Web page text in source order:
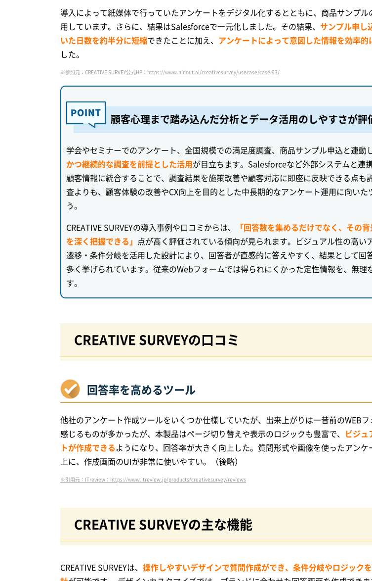
導入によって紙媒体で行っていたアンケートをデジタル化するとともに、商品サンプ
用しています。さらに、結果はSalesforceで一元化しました。その結果、 サンプル申し
いた日数を約半分に短縮できたことに加え、 アンケートによって意図した情報を効率的
した。
※参照元：CREATIVE SURVEY公式HP：https://www.ninout.ai/creativesurvey/usecase/case-93/
顧客心理まで踏み込んだ分析とデータ活用のしやすさが評
学会やセミナーでのアンケート、全国規模での満足度調査、商品サンプル申込と連動
かつ継続的な調査を前提とした活用が目立ちます。Salesforceなど外部システムと連
顧客情報に統合することで、調査結果を施策改善や顧客対応に即座に反映できる点も
査よりも、顧客体験の改善やCX向上を目的とした中長期的なアンケート運用に向いた
う。
CREATIVE SURVEYの導入事例や口コミからは、
「回答数を集めるだけでなく、その
を深く把握できる」 点が高く評価されている傾向が見られます。ビジュアル性の高い
遷移・条件分岐を活用した設計により、回答者が直感的に答えやすく、結果として回
多く挙げられています。従来のWebフォームでは得られにくかった定性情報を、無理
す。
CREATIVE SURVEYの口コミ
回答率を高めるツール
他社のアンケート作成ツールをいくつか仕様していたが、出来上がりは一昔前のWEB
感じるものが多かったが、本製品はページ切り替えや表示のロジックも豊富で、 ビジュ
トが作成できるようになり、回答率が大きく向上した。質問形式や画像を使ったアン
上に、作成画面のUIが非常に使いやすい。（後略）
※引用元：ITreview：https://www.itreview.jp/products/creativesurvey/reviews
CREATIVE SURVEYの主な機能
CREATIVE SURVEYは、 操作しやすいデザインで質問作成ができ、条件分岐やロジック